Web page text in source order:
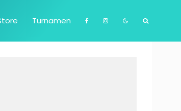
Turnamen